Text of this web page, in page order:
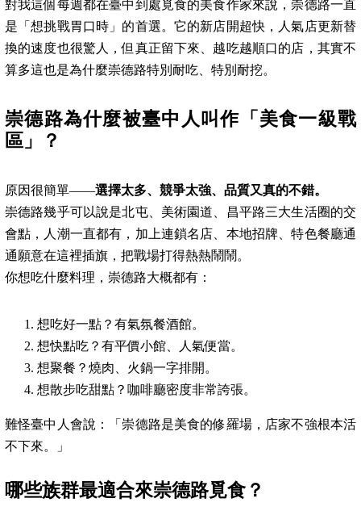
對我這個每週都在臺中到處覓食的美食作家來說，崇德路一直
是「想挑戰胃口時」的首選。它的新店開超快，人氣店更新替
換的速度也很驚人，但真正留下來、越吃越順口的店，其實不
算多這也是為什麼崇德路特別耐吃、特別耐挖。
崇德路為什麼被臺中人叫作「美食一級戰
區」？
原因很簡單——選擇太多、競爭太強、品質又真的不錯。
崇德路幾乎可以說是北屯、美術園道、昌平路三大生活圈的交
會點，人潮一直都有，加上連鎖名店、本地招牌、特色餐廳通
通願意在這裡插旗，把戰場打得熱熱鬧鬧。
你想吃什麼料理，崇德路大概都有：
想吃好一點？有氣氛餐酒館。
想快點吃？有平價小館、人氣便當。
想聚餐？燒肉、火鍋一字排開。
想散步吃甜點？咖啡廳密度非常誇張。
難怪臺中人會說：「崇德路是美食的修羅場，店家不強根本活
不下來。」
哪些族群最適合來崇德路覓食？